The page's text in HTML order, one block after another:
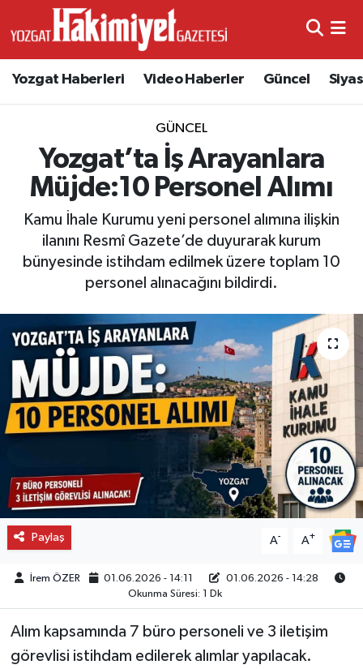
Yozgat Haberleri Video Haberler Güncel
GÜNCEL
Yozgat’ta İş Arayanlara
Müjde:10 Personel Alımı
Kamu İhale Kurumu yeni personel alımına ilişkin
ilanını Resmî Gazete’de duyurarak kurum
bünyesinde istihdam edilmek üzere toplam 10
personel alınacağını bildirdi.
Paylaş A- A+
İrem ÖZER 01.06.2026 - 14:11
01.06.2026 - 14:28
Okunma Süresi: 1 Dk
Alım kapsamında 7 büro personeli ve 3 iletişim
görevlisi istihdam edilerek alımlar yapılacak.